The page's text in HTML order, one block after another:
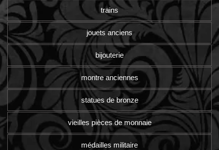
trains
jouets anciens
bijouterie
montre anciennes
statues de bronze
vieilles pièces de monnaie
médailles militaire